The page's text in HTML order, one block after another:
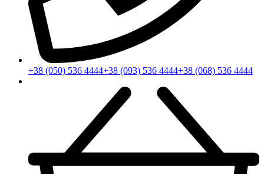
+38 (050) 536 4444+38 (093) 536 4444+38 (068) 536 4444